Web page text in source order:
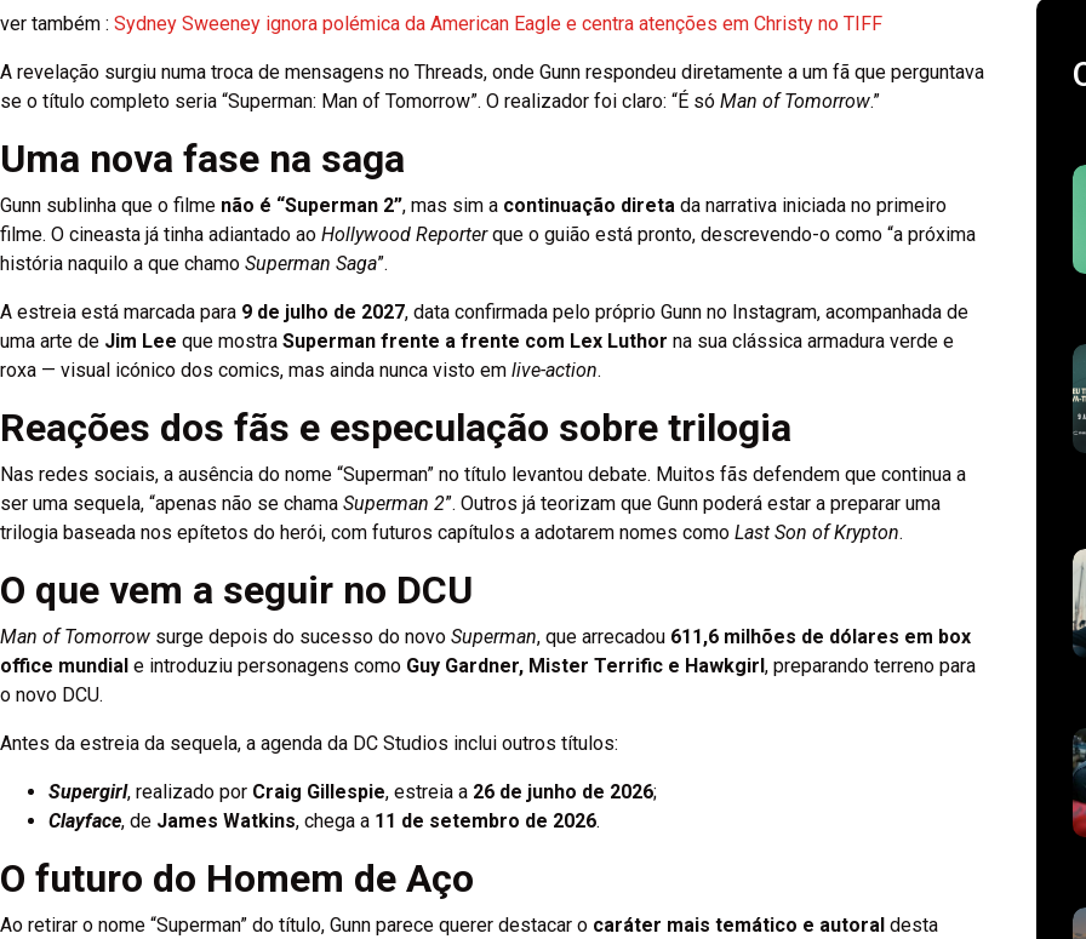
ver também : Sydney Sweeney ignora polémica da American Eagle e centra atenções em Christy no TIFF
A revelação surgiu numa troca de mensagens no Threads, onde Gunn respondeu diretamente a um fã que perguntava
se o título completo seria “Superman: Man of Tomorrow”. O realizador foi claro: “É só Man of Tomorrow.”
Uma nova fase na saga
Gunn sublinha que o filme não é “Superman 2”, mas sim a continuação direta da narrativa iniciada no primeiro
filme. O cineasta já tinha adiantado ao Hollywood Reporterque o guião está pronto, descrevendo-o como “a próxima
história naquilo a que chamo Superman Saga”.
A estreia está marcada para 9 de julho de 2027, data confirmada pelo próprio Gunn no Instagram, acompanhada de
uma arte de Jim Lee que mostra Superman frente a frente com Lex Luthor na sua clássica armadura verde e
roxa — visual icónico dos comics, mas ainda nunca visto em live-action.
Reações dos fãs e especulação sobre trilogia
Nas redes sociais, a ausência do nome “Superman” no título levantou debate. Muitos fãs defendem que continua a
ser uma sequela, “apenas não se chama Superman 2”. Outros já teorizam que Gunn poderá estar a preparar uma
trilogia baseada nos epítetos do herói, com futuros capítulos a adotarem nomes como Last Son of Krypton.
O que vem a seguir no DCU
Man of Tomorrow surge depois do sucesso do novo Superman, que arrecadou 611,6 milhões de dólares em box
office mundial e introduziu personagens como Guy Gardner, Mister Terrific e Hawkgirl , preparando terreno para
o novo DCU.
Antes da estreia da sequela, a agenda da DC Studios inclui outros títulos:
Supergirl, realizado por Craig Gillespie, estreia a 26 de junho de 2026;
Clayface, de James Watkins, chega a 11 de setembro de 2026.
O futuro do Homem de Aço
Ao retirar o nome “Superman” do título, Gunn parece querer destacar o caráter mais temático e autoral desta